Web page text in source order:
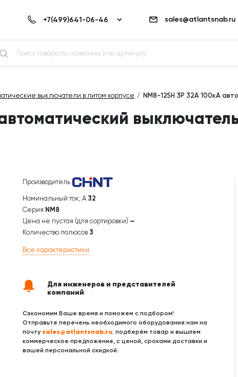
sales@atlantsnab.ru
выключатели в литом корпусе NM8-125H 3P 32А 100кА
Производитель
Номинальный ток, А 32
Серия NM8
Цена не пустая (для сортировки) —
Количество полюсов 3
Все характеристики
Для инженеров и представителей
компаний
Сэкономим Ваше время и поможем с подбором!
Отправьте перечень необходимого оборудования нам на
почту sales@atlantsnab.ru: подберём товар и вышлем
коммерческое предложение, с ценой, сроками доставки и
вашей персональной скидкой.